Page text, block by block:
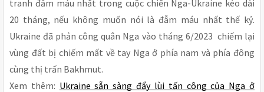
tranh đẫm máu nhất trong cuộc chiến Nga-Ukraine kéo dài
20 tháng, nếu không muốn nói là đẫm máu nhất thế kỷ.
Ukraine đã phản công quân Nga vào tháng 6/2023 chiếm lại
vùng đất bị chiếm mất về tay Nga ở phía nam và phía đông
cùng thị trấn Bakhmut.
Xem thêm: Ukraine sẵn sàng đẩy lùi tấn công của Nga ở